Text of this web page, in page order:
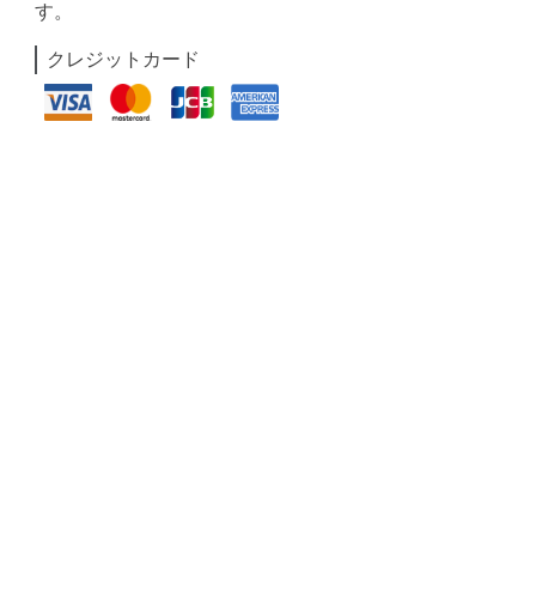
す。
クレジットカード